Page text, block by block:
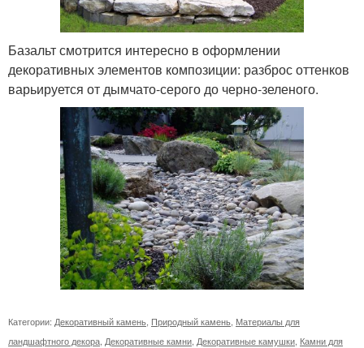
Базальт смотрится интересно в оформлении
декоративных элементов композиции: разброс оттенков
варьируется от дымчато-серого до черно-зеленого.
Категории: Декоративный камень Природный камень Материалы для
ландшафтного декора Декоративные камни Декоративные камушки Камни для